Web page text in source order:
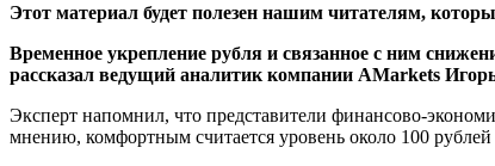
Этот материал будет полезен нашим читателям,
Временное укрепление рубля и связанное с ним
рассказал ведущий аналитик компании AMarkets
Эксперт напомнил, что представители финансово-
мнению, комфортным считается уровень около 100